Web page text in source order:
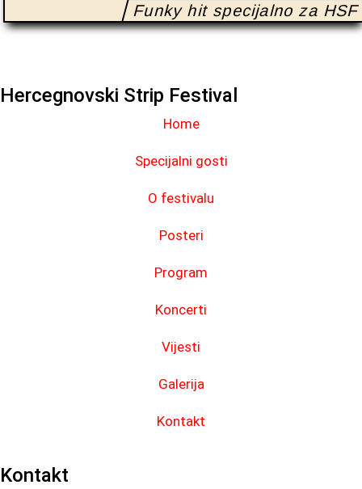
Funky hit specijalno za HSF
Hercegnovski Strip Festival
Home
Specijalni gosti
O festivalu
Posteri
Program
Koncerti
Vijesti
Galerija
Kontakt
Kontakt